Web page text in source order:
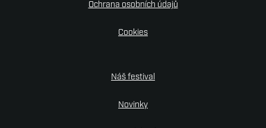
Ochrana osobních údajů
Cookies
Náš festival
Novinky